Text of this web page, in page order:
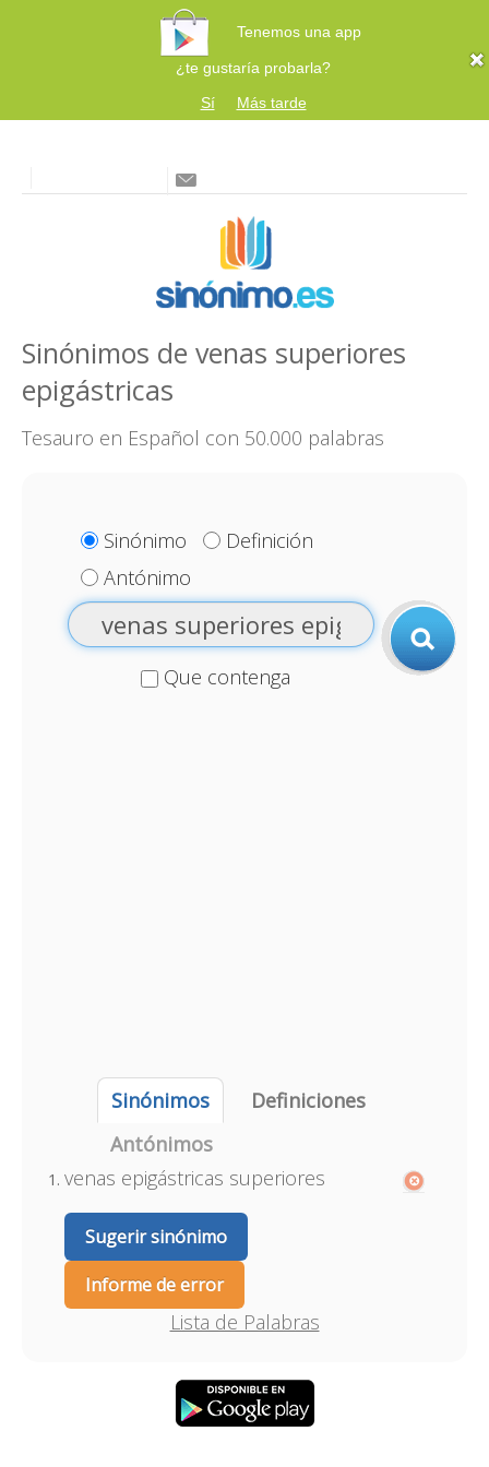
Tenemos una app
¿te gustaría probarla?
Sí
Más tarde
Sinónimos de venas superiores
epigástricas
Tesauro en Español con 50.000 palabras
Sinónimo
Definición
Antónimo
Que contenga
Sinónimos
Definiciones
Antónimos
venas epigástricas superiores
Sugerir sinónimo
Informe de error
Lista de Palabras